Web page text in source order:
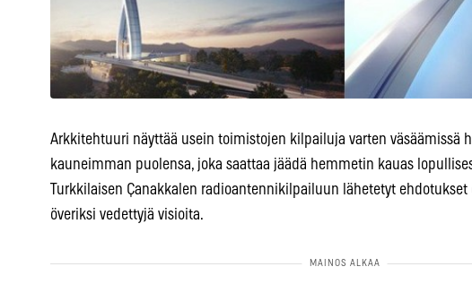
Arkkitehtuuri näyttää usein toimistojen kilpailuja varten väsäämissä
kauneimman puolensa, joka saattaa jäädä hemmetin kauas
Turkkilaisen Çanakkalen radioantennikilpailuun lähetetyt
överiksi vedettyjä visioita.